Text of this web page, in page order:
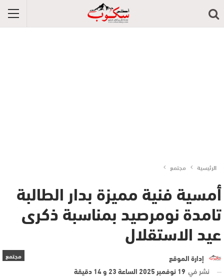
الرئيسية مجتمع
أمسية فنية مميزة بدار الطالبة
تامدة نومرصيد بمناسبة ذكرى
عيد الاستقلال
مجتمع
إدارة الموقع
نشر في 19 نوفمبر 2025 الساعة 23 و 14 دقيقة